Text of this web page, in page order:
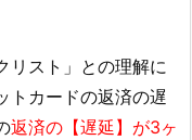
リスト」との理解に
トカードの返済の遅
返済の【遅延】が3ヶ